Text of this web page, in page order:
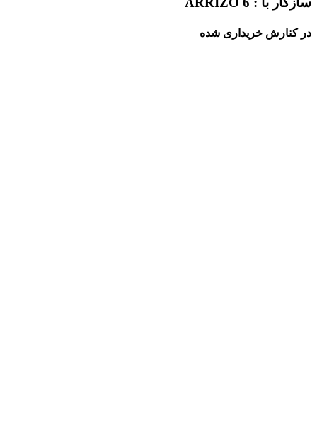
در کنارش خریداری شده